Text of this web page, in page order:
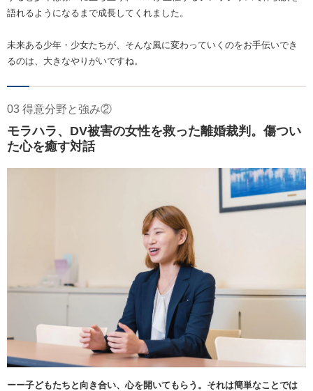
語れるようになるまで成長してくれました。
未来ある少年・少女たちが、そんな風に変わっていくのをお手伝いでき
るのは、大きなやりがいですね。
03 得意分野と強み②
モラハラ、DV被害の女性を救った離婚裁判。傷つい
た心を癒す対話
ーー子どもたちと向き合い、心を開いてもらう。それは簡単なことでは